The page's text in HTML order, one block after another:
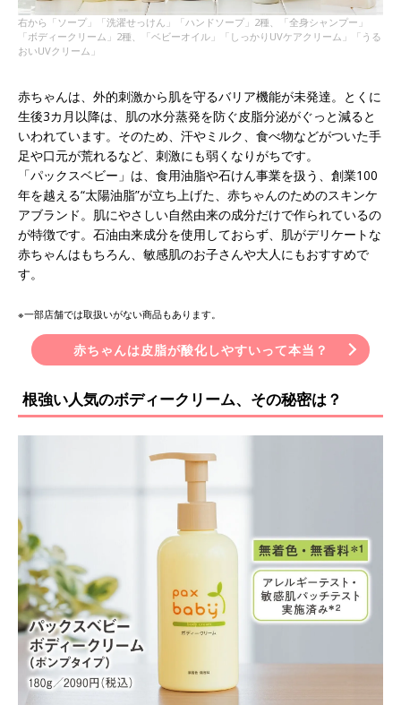
右から「ソープ」「洗濯せっけん」「ハンドソープ」2種、「全身シャンプー」
「ボディークリーム」2種、「ベビーオイル」「しっかりUVケアクリーム」「うる
おいUVクリーム」
赤ちゃんは、外的刺激から肌を守るバリア機能が未発達。とくに
生後3カ月以降は、肌の水分蒸発を防ぐ皮脂分泌がぐっと減ると
いわれています。そのため、汗やミルク、食べ物などがついた手
足や口元が荒れるなど、刺激にも弱くなりがちです。
「パックスベビー」は、食用油脂や石けん事業を扱う、創業100
年を越える“太陽油脂”が立ち上げた、赤ちゃんのためのスキンケ
アブランド。肌にやさしい自然由来の成分だけで作られているの
が特徴です。石油由来成分を使用しておらず、肌がデリケートな
赤ちゃんはもちろん、敏感肌のお子さんや大人にもおすすめで
す。
※一部店舗では取扱いがない商品もあります。
赤ちゃんは皮脂が酸化しやすいって本当？
根強い人気のボディークリーム、その秘密は？